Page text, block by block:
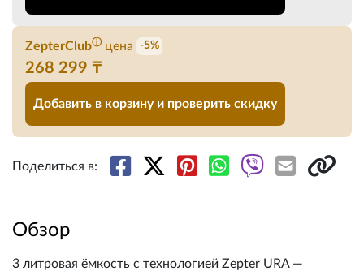
ZepterClubⓘ цена -5%
268 299 ₸
Добавить в корзину и проверить скидку
Поделиться в:
Обзор
3 литровая ёмкость с технологией Zepter URA —